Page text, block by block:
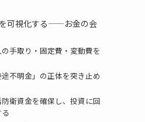
を可視化する——お金の会
手取り・固定費・変動費を
不明金」の正体を突き止め
衛資金を確保し、投資に回